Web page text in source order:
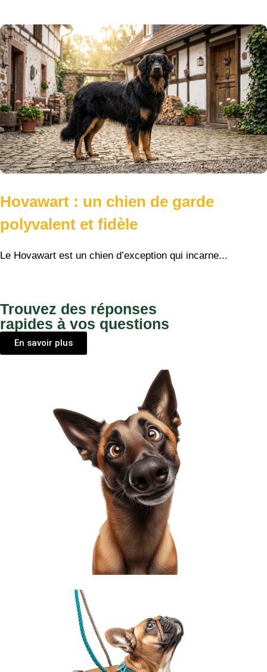
Hovawart : un chien de garde
polyvalent et fidèle
Le Hovawart est un chien d’exception qui incarne...
Trouvez des réponses
rapides à vos questions
En savoir plus